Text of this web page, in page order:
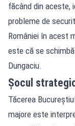
făcând din aceste,
probleme de
României în acest
este că se
Dungaciu.
Șocul
Tăcerea
majore este